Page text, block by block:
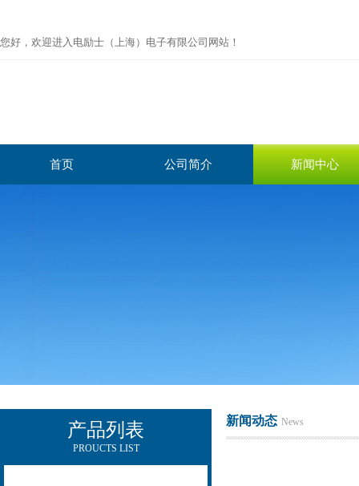
您好，欢迎进入电励士（上海）电子有限公司网站！
首页 公司简介 新闻中心
产品列表
PROUCTS LIST
新闻动态 News